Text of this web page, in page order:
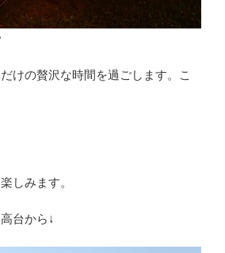
けの贅沢な時間を過ごします。こ
しみます。
台から↓